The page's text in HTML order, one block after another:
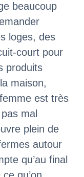
beaucoup
loges, des
court pour
produits
maison,
est très
mal
plein de
autour
qu’au final